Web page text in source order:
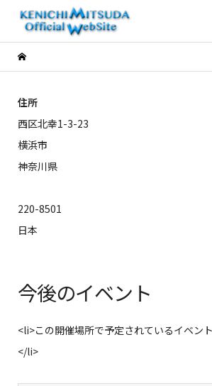
住所
西区北幸1-3-23
横浜市
神奈川県
220-8501
日本
今後のイベント
<li>この開催場所で予定されているイベン
</li>